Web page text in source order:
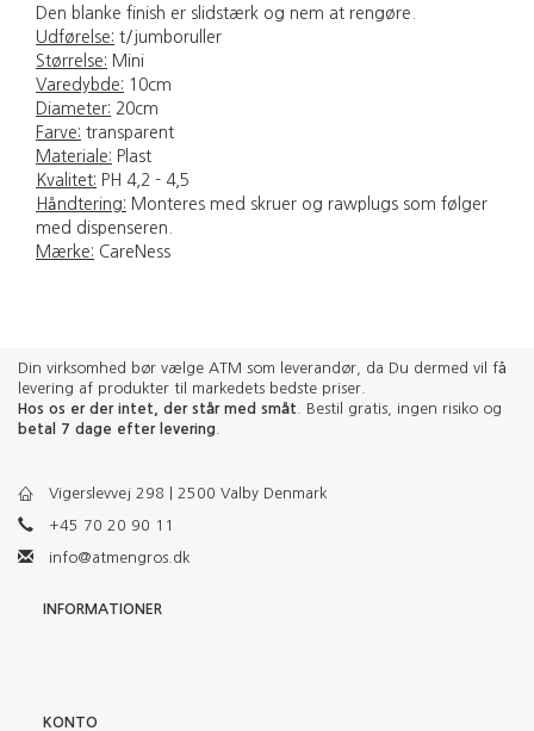
Den blanke finish er slidstærk og nem at rengøre.
Udførelse: t/jumboruller
Størrelse: Mini
Varedybde: 10cm
Diameter: 20cm
Farve: transparent
Materiale: Plast
Kvalitet: PH 4,2 - 4,5
Håndtering: Monteres med skruer og rawplugs som følger
med dispenseren.
Mærke: CareNess
Din virksomhed bør vælge ATM som leverandør, da Du dermed vil få
levering af produkter til markedets bedste priser.
Hos os er der intet, der står med småt . Bestil gratis, ingen risiko og
betal 7 dage efter levering
Vigerslevvej 298 | 2500 Valby Denmark
+45 70 20 90 11
info@atmengros.dk
INFORMATIONER
KONTO